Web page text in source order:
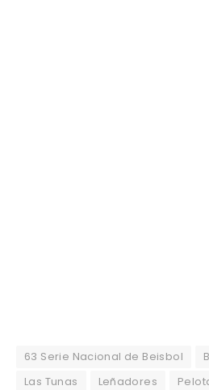
63 Serie Nacional de Beisbol
Las Tunas
Leñadores